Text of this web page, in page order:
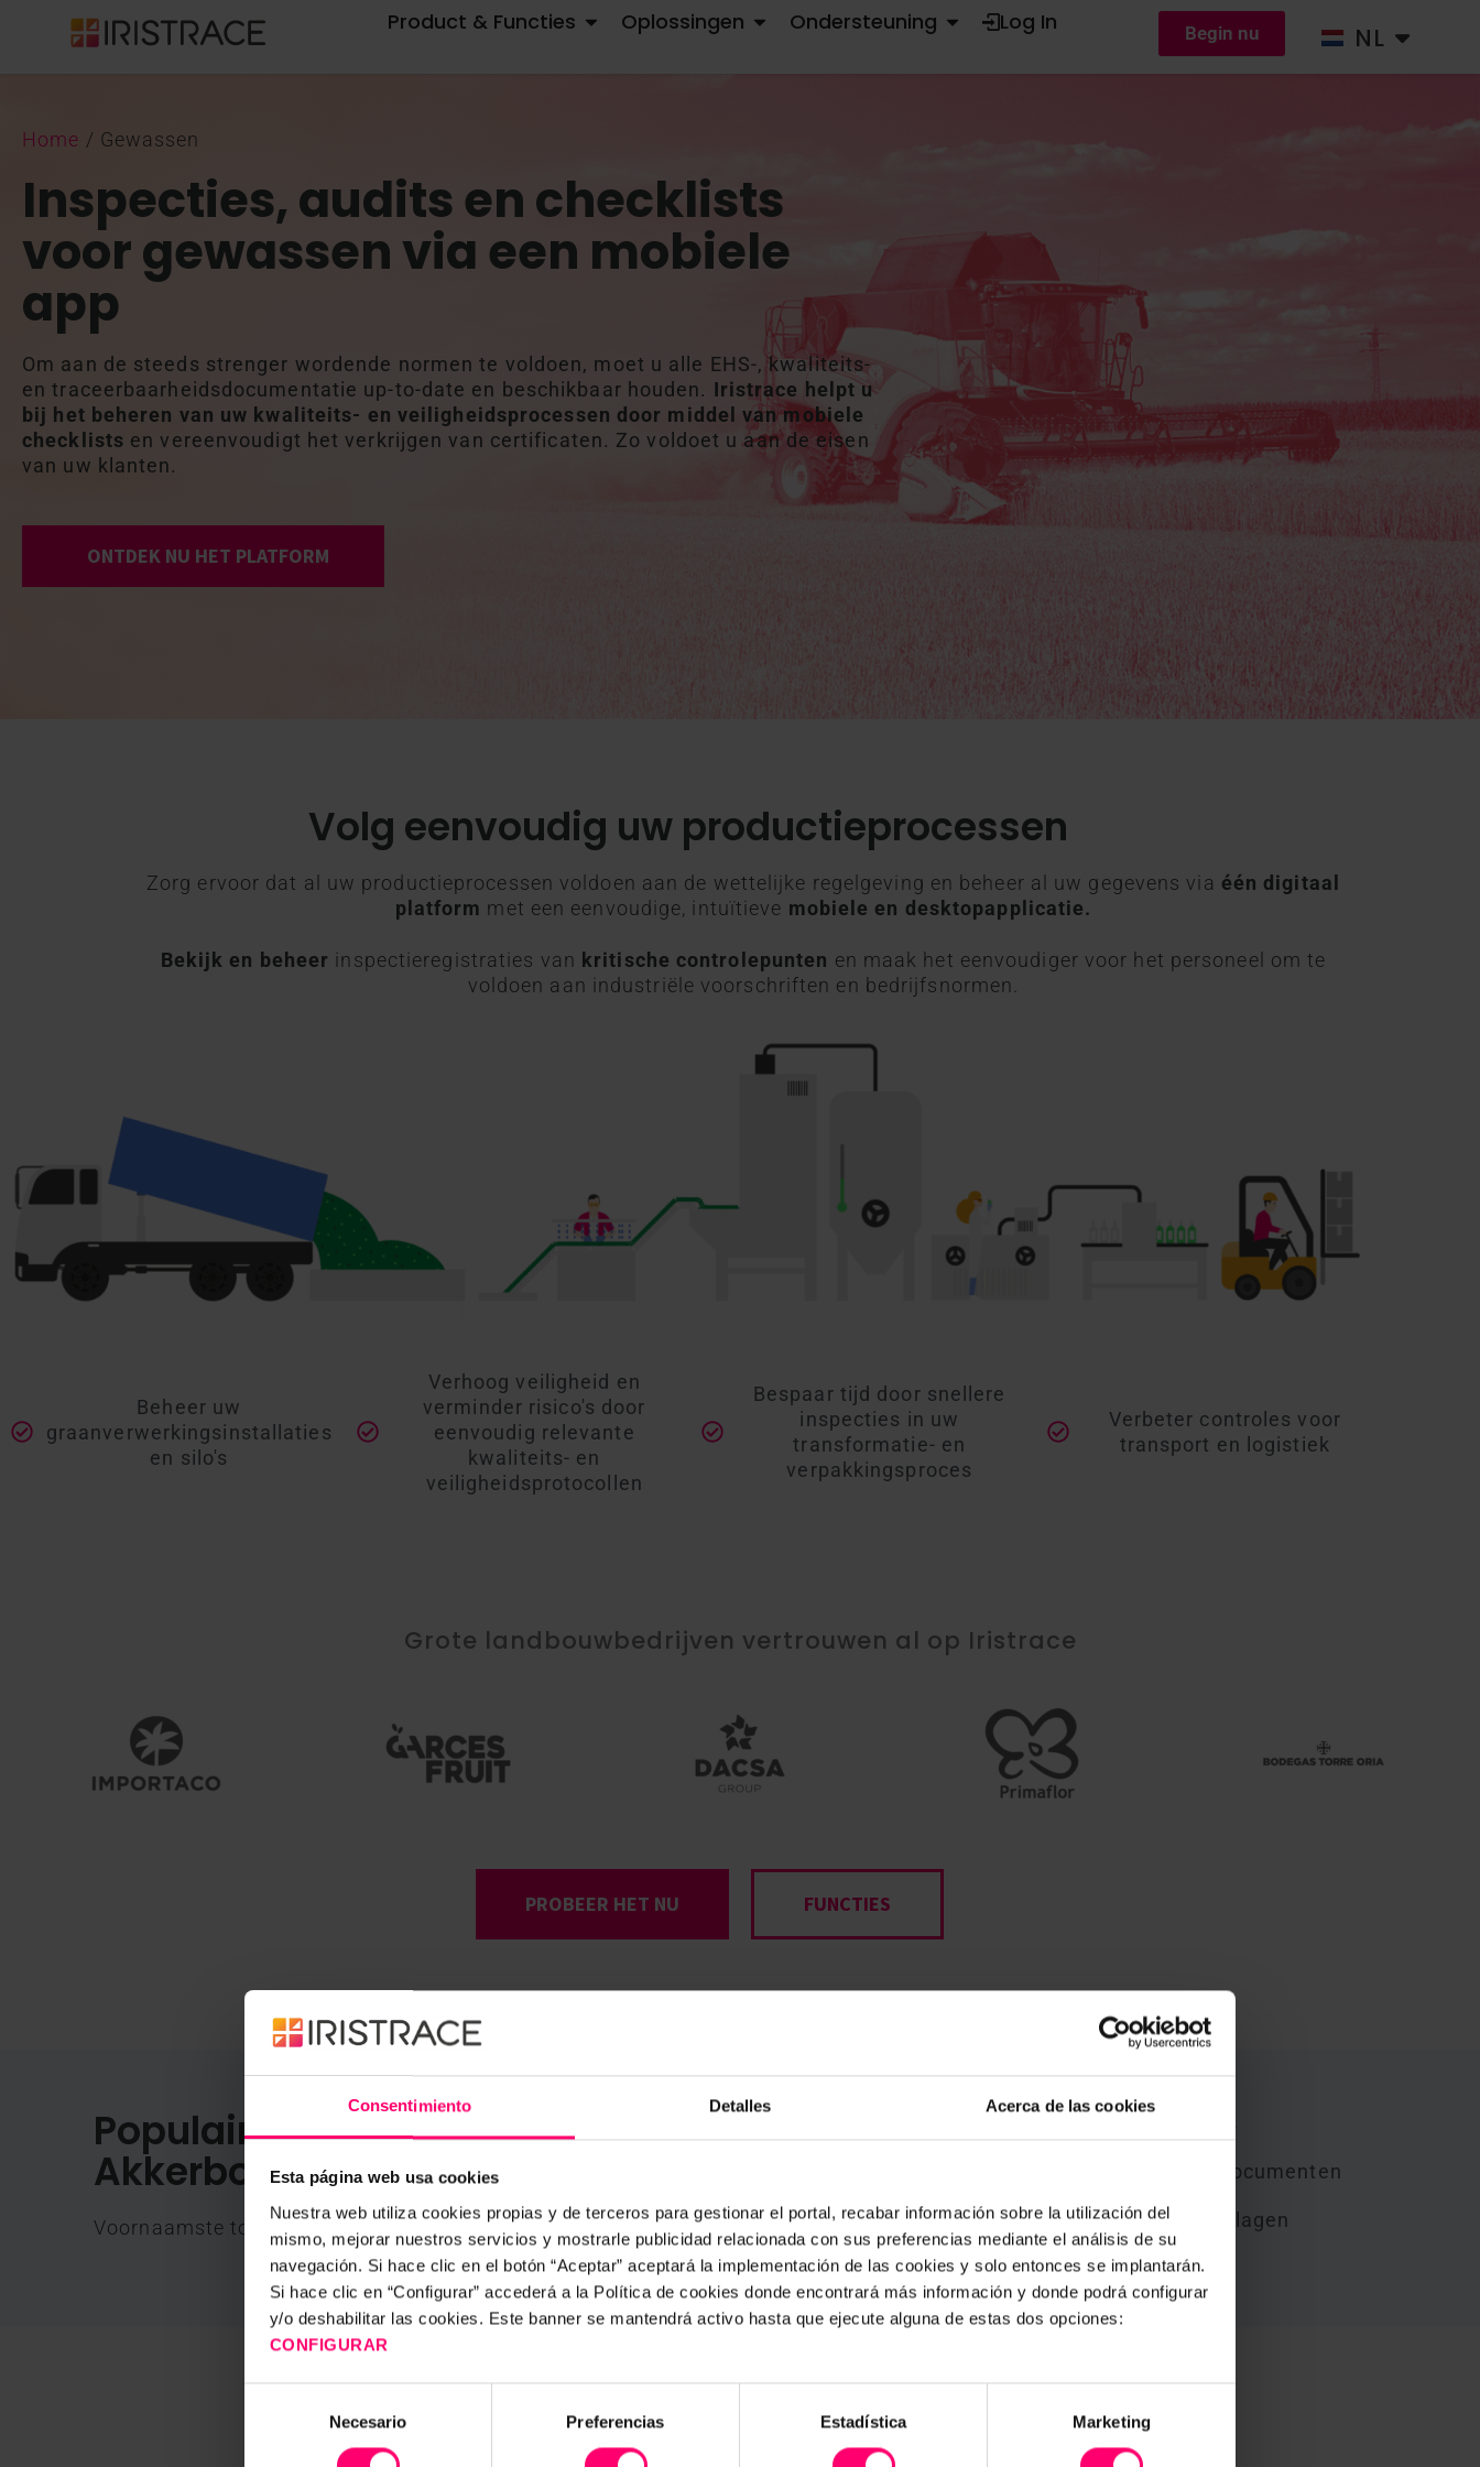
Consentimiento Detalles Acerca de las cookies
Esta página web usa cookies
Nuestra web utiliza cookies propias y de terceros para gestionar el portal, recabar información sobre la utilización del
mismo, mejorar nuestros servicios y mostrarle publicidad relacionada con sus preferencias mediante el análisis de su
navegación. Si hace clic en el botón “Aceptar” aceptará la implementación de las cookies y solo entonces se implantarán.
Si hace clic en “Configurar” accederá a la Política de cookies donde encontrará más información y donde podrá configurar
y/o deshabilitar las cookies. Este banner se mantendrá activo hasta que ejecute alguna de estas dos opciones:
CONFIGURAR
consentimiento
Necesario Preferencias Estadística Marketing
Product & Functies OPEN PRODUCT & FUNCTIES
Oplossingen OPEN OPLOSSINGEN
Ondersteuning OPEN ONDERSTEUNING
Log In Begin nu NL
DE
Home / Gewassen
Inspecties, audits en checklists
voor gewassen via een mobiele
app
Om aan de steeds strenger wordende normen te voldoen, moet u alle EHS-, kwaliteits-
en traceerbaarheidsdocumentatie up-to-date en beschikbaar houden. Iristrace helpt u
bij het beheren van uw kwaliteits- en veiligheidsprocessen door middel van mobiele
checklists en vereenvoudigt het verkrijgen van certificaten. Zo voldoet u aan de eisen
van uw klanten.
ONTDEK NU HET PLATFORM
Volg eenvoudig uw productieprocessen
Zorg ervoor dat al uw productieprocessen voldoen aan de wettelijke regelgeving en beheer al uw gegevens via één digitaal
platform met een eenvoudige, intuïtieve mobiele en desktopapplicatie.
Bekijk en beheer inspectieregistraties van kritische controlepunten en maak het eenvoudiger voor het personeel om te
voldoen aan industriële voorschriften en bedrijfsnormen.
Beheer uw
graanverwerkingsinstallaties
en silo's
Verhoog veiligheid en
verminder risico's door
eenvoudig relevante
kwaliteits- en
veiligheidsprotocollen
Bespaar tijd door snellere
inspecties in uw
transformatie- en
verpakkingsproces
Verbeter controles voor
transport en logistiek
Grote landbouwbedrijven vertrouwen al op Iristrace
PROBEER HET NU FUNCTIES
Populaire checklists in de
Akkerbouwg
Voornaamste toepassingen en suggesties voor de applicatie
Onderhoud/corrigerende
maatregelen
Waterbeheer documenten
Veiligheidsverslagen